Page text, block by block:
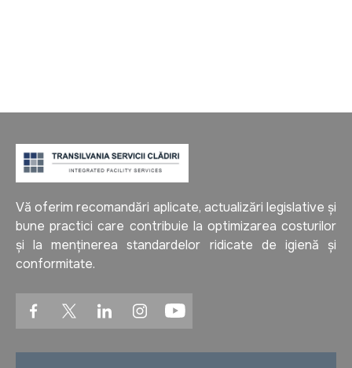
Vă oferim recomandări aplicate, actualizări legislative și
bune practici care contribuie la optimizarea costurilor
și la menținerea standardelor ridicate de igienă și
conformitate.